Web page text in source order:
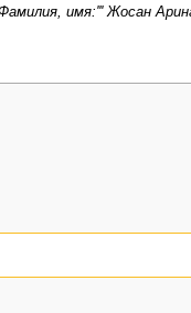
имя:''' Жосан